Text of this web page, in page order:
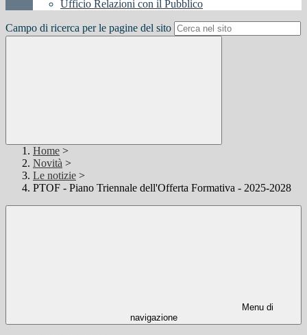
Ufficio Relazioni con il Pubblico
Campo di ricerca per le pagine del sito
Home >
Novità >
Le notizie >
PTOF - Piano Triennale dell'Offerta Formativa - 2025-2028
Menu di
navigazione